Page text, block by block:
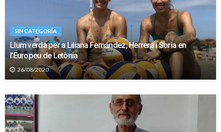
SIN CATEGORÍA
Llum verda per a Liliana Fernández, Herrera i Soria en
l’Europeu de Letònia
26/08/2020